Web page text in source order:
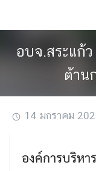
อบจ.สระแก้
ต้าน
14 มกราคม
องค์การบริหา